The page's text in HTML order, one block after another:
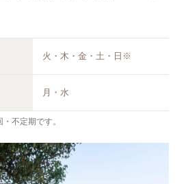
火・木・金・土・日※
月・水
不定期です。